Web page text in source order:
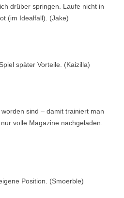
drüber springen. Laufe nicht in
(im Idealfall). (Jake)
später Vorteile. (Kaizilla)
sind – damit trainiert man
volle Magazine nachgeladen.
Position. (Smoerble)